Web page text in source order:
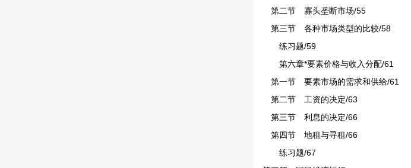
第二节 寡头垄断市场/55
第三节 各种市场类型的比较/58
练习题/59
第六章*要素价格与收入分配/61
第一节 要素市场的需求和供给/61
第二节 工资的决定/63
第三节 利息的决定/66
第四节 地租与寻租/66
练习题/67